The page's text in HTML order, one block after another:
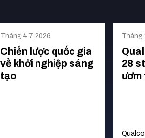
Tháng 4 7, 2026
Chiến lược quốc gia
về khởi nghiệp sáng
tạo
Tháng
28
ươm